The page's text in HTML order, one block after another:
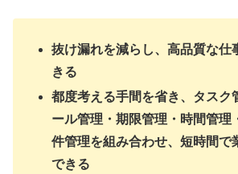
抜け漏れを減らし、高品質な仕
きる
都度考える手間を省き、タスク
ール管理・期限管理・時間管理
件管理を組み合わせ、短時間で
できる